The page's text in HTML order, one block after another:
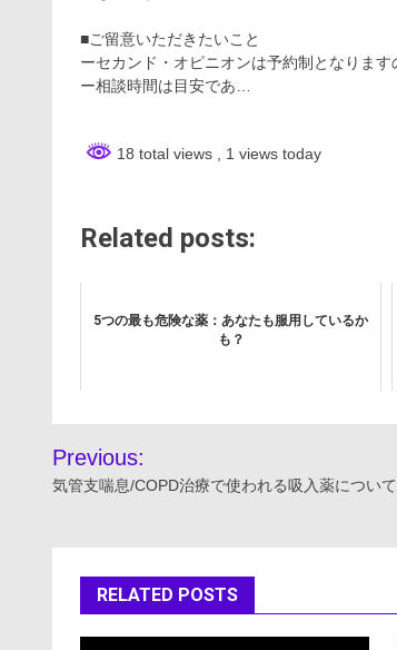
■ご留意いただきたいこと
ーセカンド・オピニオンは予約制となりま
ー相談時間は目安であ…
18 total views , 1 views today
Related posts:
5つの最も危険な薬：あなたも服用しているか
も？
投
稿
ビ
ゲ
Previous:
気管支喘息/COPD治療で使われる吸入薬について
RELATED POSTS